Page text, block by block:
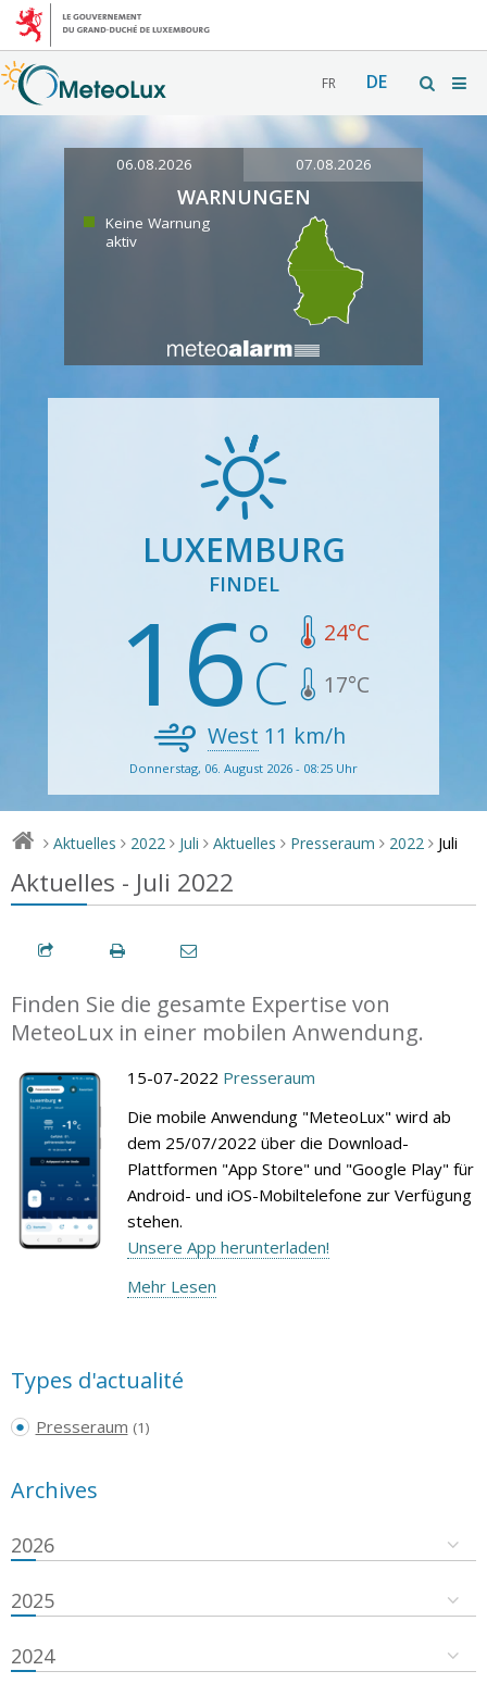
FR DE
06.08.2026 07.08.2026
WARNUNGEN
Keine Warnung
aktiv
LUXEMBURG
FINDEL
16 24°C
17°C
West 11 km/h
Donnerstag, 06. August 2026 - 08:25 Uhr
> Aktuelles > 2022 > Juli > Aktuelles > Presseraum > 2022 > Juli
Aktuelles - Juli 2022
Finden Sie die gesamte Expertise von
MeteoLux in einer mobilen Anwendung.
15-07-2022 Presseraum
Die mobile Anwendung "MeteoLux" wird ab
dem 25/07/2022 über die Download-
Plattformen "App Store" und "Google Play" für
Android- und iOS-Mobiltelefone zur Verfügung
stehen.
Unsere App herunterladen!
Mehr Lesen
Types d'actualité
Presseraum (1)
Archives
2026
2025
2024